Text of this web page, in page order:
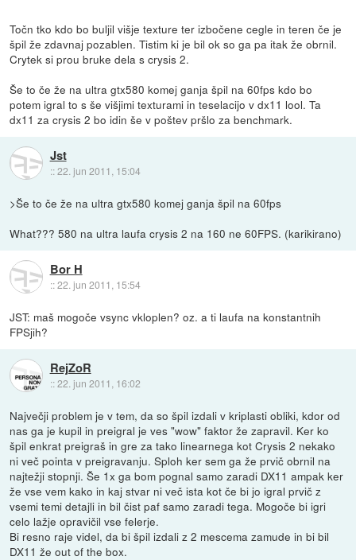
Točn tko kdo bo buljil višje texture ter izbočene cegle in teren če je
špil že zdavnaj pozablen. Tistim ki je bil ok so ga pa itak že obrnil.
Crytek si prou bruke dela s crysis 2.
Še to če že na ultra gtx580 komej ganja špil na 60fps kdo bo
potem igral to s še višjimi texturami in teselacijo v dx11 lool. Ta
dx11 za crysis 2 bo idin še v poštev pršlo za benchmark.
Jst
::22. jun 2011, 15:04
>Še to če že na ultra gtx580 komej ganja špil na 60fps
What??? 580 na ultra laufa crysis 2 na 160 ne 60FPS. (karikirano)
Bor H
::22. jun 2011, 15:54
JST: maš mogoče vsync vkloplen? oz. a ti laufa na konstantnih
FPSjih?
RejZoR
::22. jun 2011, 16:02
Največji problem je v tem, da so špil izdali v kriplasti obliki, kdor od
nas ga je kupil in preigral je ves "wow" faktor že zapravil. Ker ko
špil enkrat preigraš in gre za tako linearnega kot Crysis 2 nekako
ni več pointa v preigravanju. Sploh ker sem ga že prvič obrnil na
najtežji stopnji. Še 1x ga bom pognal samo zaradi DX11 ampak ker
že vse vem kako in kaj stvar ni več ista kot če bi jo igral prvič z
vsemi temi detajli in bil čist paf samo zaradi tega. Mogoče bi igri
celo lažje opravičil vse felerje.
Bi resno raje videl, da bi špil izdali z 2 mescema zamude in bi bil
DX11 že out of the box.